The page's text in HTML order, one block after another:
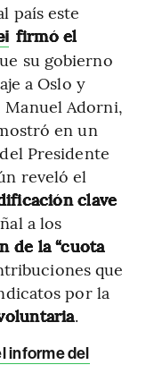
país este
firmó el
su gobierno
a Oslo y
Manuel Adorni,
en un
Presidente
reveló el
clave
a los
de la “cuota
que
por la
.
informe del